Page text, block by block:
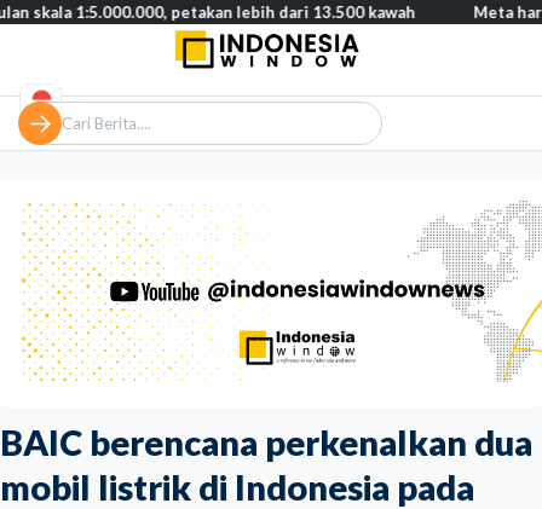
BAIC berencana perkenalkan dua
mobil listrik di Indonesia pada
petakan lebih dari 13.500 kawah Meta harus bayar